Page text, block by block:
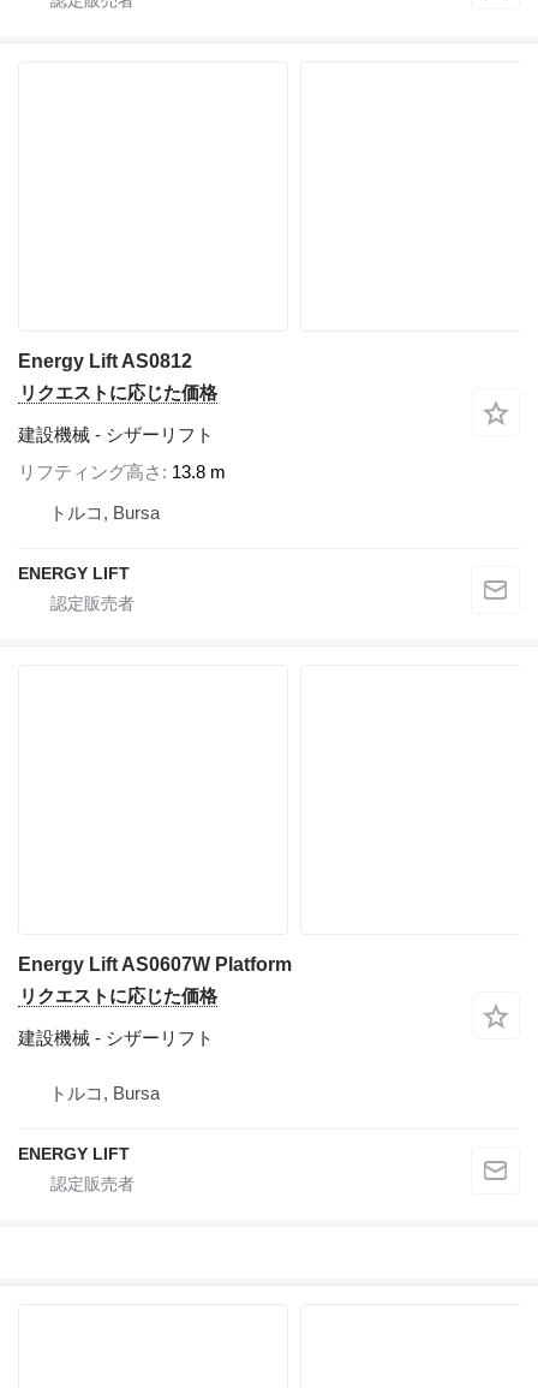
Energy Lift AS0812
リクエストに応じた価格
建設機械 - シザーリフト
リフティング高さ
13.8 m
トルコ, Bursa
ENERGY LIFT
Energy Lift AS0607W Platform
リクエストに応じた価格
建設機械 - シザーリフト
トルコ, Bursa
ENERGY LIFT